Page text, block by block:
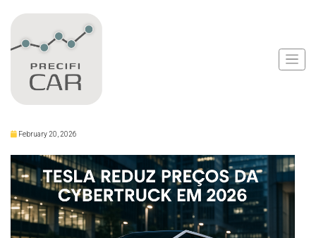
Tesla Reduz Preços da
Cybertruck em 2026
February 20, 2026